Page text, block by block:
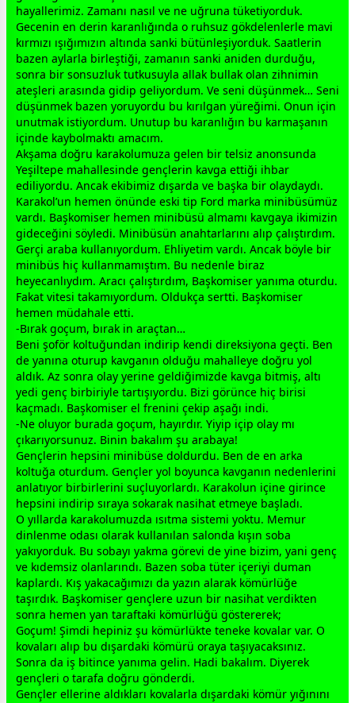
hayallerimiz. Zamanı nasıl ve ne uğruna tüketiyorduk.
Gecenin en derin karanlığında o ruhsuz gökdelenlerle mavi
kırmızı ışığımızın altında sanki bütünleşiyorduk. Saatlerin
bazen aylarla birleştiği, zamanın sanki aniden durduğu,
sonra bir sonsuzluk tutkusuyla allak bullak olan zihnimin
ateşleri arasında gidip geliyordum. Ve seni düşünmek… Seni
düşünmek bazen yoruyordu bu kırılgan yüreğimi. Onun için
unutmak istiyordum. Unutup bu karanlığın bu karmaşanın
içinde kaybolmaktı amacım.
Akşama doğru karakolumuza gelen bir telsiz anonsunda
Yeşiltepe mahallesinde gençlerin kavga ettiği ihbar
ediliyordu. Ancak ekibimiz dışarda ve başka bir olaydaydı.
Karakol’un hemen önünde eski tip Ford marka minibüsümüz
vardı. Başkomiser hemen minibüsü almamı kavgaya ikimizin
gideceğini söyledi. Minibüsün anahtarlarını alıp çalıştırdım.
Gerçi araba kullanıyordum. Ehliyetim vardı. Ancak böyle bir
minibüs hiç kullanmamıştım. Bu nedenle biraz
heyecanlıydım. Aracı çalıştırdım, Başkomiser yanıma oturdu.
Fakat vitesi takamıyordum. Oldukça sertti. Başkomiser
hemen müdahale etti.
-Bırak goçum, bırak in araçtan…
Beni şoför koltuğundan indirip kendi direksiyona geçti. Ben
de yanına oturup kavganın olduğu mahalleye doğru yol
aldık. Az sonra olay yerine geldiğimizde kavga bitmiş, altı
yedi genç birbiriyle tartışıyordu. Bizi görünce hiç birisi
kaçmadı. Başkomiser el frenini çekip aşağı indi.
-Ne oluyor burada goçum, hayırdır. Yiyip içip olay mı
çıkarıyorsunuz. Binin bakalım şu arabaya!
Gençlerin hepsini minibüse doldurdu. Ben de en arka
koltuğa oturdum. Gençler yol boyunca kavganın nedenlerini
anlatıyor birbirlerini suçluyorlardı. Karakolun içine girince
hepsini indirip sıraya sokarak nasihat etmeye başladı.
O yıllarda karakolumuzda ısıtma sistemi yoktu. Memur
dinlenme odası olarak kullanılan salonda kışın soba
yakıyorduk. Bu sobayı yakma görevi de yine bizim, yani genç
ve kıdemsiz olanlarındı. Bazen soba tüter içeriyi duman
kaplardı. Kış yakacağımızı da yazın alarak kömürlüğe
taşırdık. Başkomiser gençlere uzun bir nasihat verdikten
sonra hemen yan taraftaki kömürlüğü göstererek;
Goçum! Şimdi hepiniz şu kömürlükte teneke kovalar var. O
kovaları alıp bu dışardaki kömürü oraya taşıyacaksınız.
Sonra da iş bitince yanıma gelin. Hadi bakalım. Diyerek
gençleri o tarafa doğru gönderdi.
Gençler ellerine aldıkları kovalarla dışardaki kömür yığınını